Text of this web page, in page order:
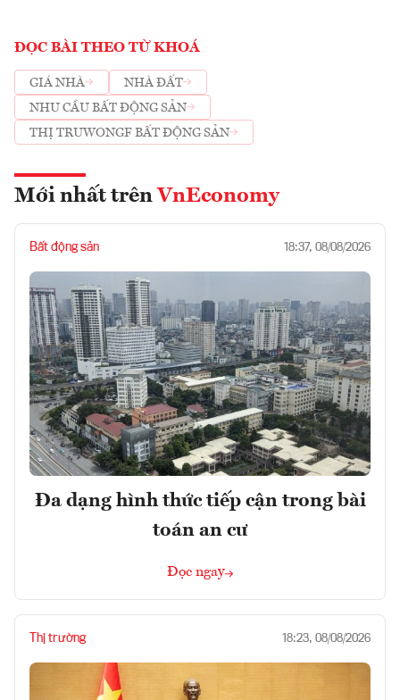
ĐỌC BÀI THEO TỪ KHOÁ
GIÁ NHÀ
NHÀ ĐẤT
NHU CẦU BẤT ĐỘNG SẢN
THỊ TRUWONGF BẤT ĐỘNG SẢN
Mới nhất trên VnEconomy
Bất động sản 18:37, 08/08/2026
Đa dạng hình thức tiếp cận trong bài
toán an cư
Đọc ngay
Thị trường 18:23, 08/08/2026